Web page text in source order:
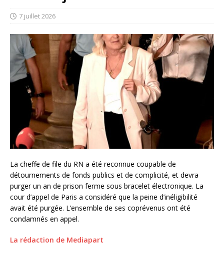
7 juillet 2026
La cheffe de file du RN a été reconnue coupable de
détournements de fonds publics et de complicité, et devra
purger un an de prison ferme sous bracelet électronique. La
cour d’appel de Paris a considéré que la peine d’inéligibilité
avait été purgée. L’ensemble de ses coprévenus ont été
condamnés en appel.
La rédaction de Mediapart